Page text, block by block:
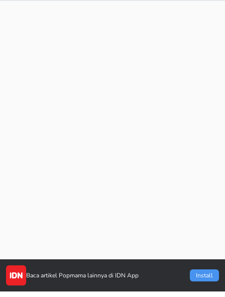
Baca artikel Popmama lainnya di IDN App Install